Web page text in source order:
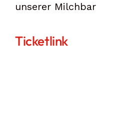
unserer Milchbar
Ticketlink